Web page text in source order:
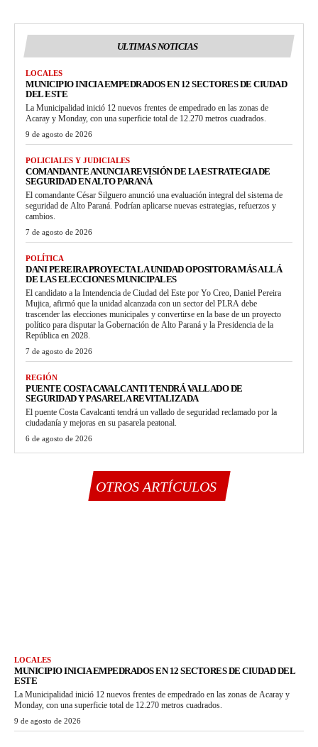
ULTIMAS NOTICIAS
LOCALES
MUNICIPIO INICIA EMPEDRADOS EN 12 SECTORES DE CIUDAD
DEL ESTE
La Municipalidad inició 12 nuevos frentes de empedrado en las zonas de
Acaray y Monday, con una superficie total de 12.270 metros cuadrados.
9 de agosto de 2026
POLICIALES Y JUDICIALES
COMANDANTE ANUNCIA REVISIÓN DE LA ESTRATEGIA DE
SEGURIDAD EN ALTO PARANÁ
El comandante César Silguero anunció una evaluación integral del sistema de
seguridad de Alto Paraná. Podrían aplicarse nuevas estrategias, refuerzos y
cambios.
7 de agosto de 2026
POLÍTICA
DANI PEREIRA PROYECTA LA UNIDAD OPOSITORA MÁS ALLÁ
DE LAS ELECCIONES MUNICIPALES
El candidato a la Intendencia de Ciudad del Este por Yo Creo, Daniel Pereira
Mujica, afirmó que la unidad alcanzada con un sector del PLRA debe
trascender las elecciones municipales y convertirse en la base de un proyecto
político para disputar la Gobernación de Alto Paraná y la Presidencia de la
República en 2028.
7 de agosto de 2026
REGIÓN
PUENTE COSTA CAVALCANTI TENDRÁ VALLADO DE
SEGURIDAD Y PASARELA REVITALIZADA
El puente Costa Cavalcanti tendrá un vallado de seguridad reclamado por la
ciudadanía y mejoras en su pasarela peatonal.
6 de agosto de 2026
OTROS ARTÍCULOS
LOCALES
MUNICIPIO INICIA EMPEDRADOS EN 12 SECTORES DE CIUDAD DEL
ESTE
La Municipalidad inició 12 nuevos frentes de empedrado en las zonas de Acaray y
Monday, con una superficie total de 12.270 metros cuadrados.
9 de agosto de 2026